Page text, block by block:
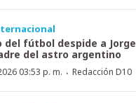
del fútbol despide a Jorge
del astro argentino
03:53 p. m. · Redacción D10